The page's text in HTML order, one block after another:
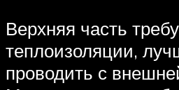
Верхняя часть
теплоизоляции,
проводить с